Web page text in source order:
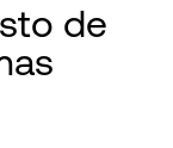
de